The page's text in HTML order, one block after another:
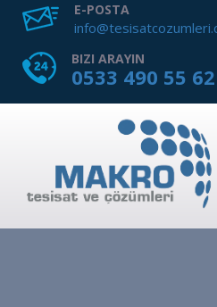
E-POSTA
BIZI ARAYIN
0533 490 55 62